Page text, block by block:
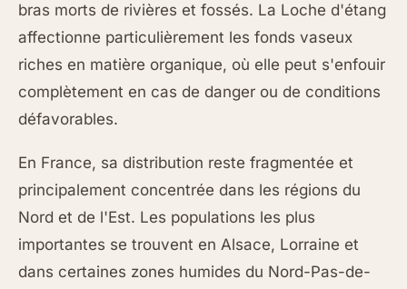
bras morts de rivières et fossés. La Loche d'étang
affectionne particulièrement les fonds vaseux
riches en matière organique, où elle peut s'enfouir
complètement en cas de danger ou de conditions
défavorables.
En France, sa distribution reste fragmentée et
principalement concentrée dans les régions du
Nord et de l'Est. Les populations les plus
importantes se trouvent en Alsace, Lorraine et
dans certaines zones humides du Nord-Pas-de-